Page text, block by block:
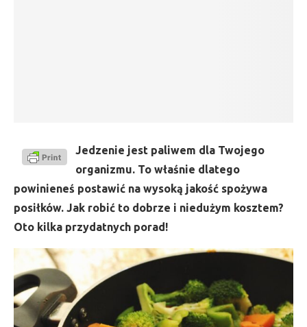
Jedzenie jest paliwem dla Twojego
organizmu. To właśnie dlatego
powinieneś postawić na wysoką jakość spożywa
posiłków. Jak robić to dobrze i niedużym kosztem?
Oto kilka przydatnych porad!